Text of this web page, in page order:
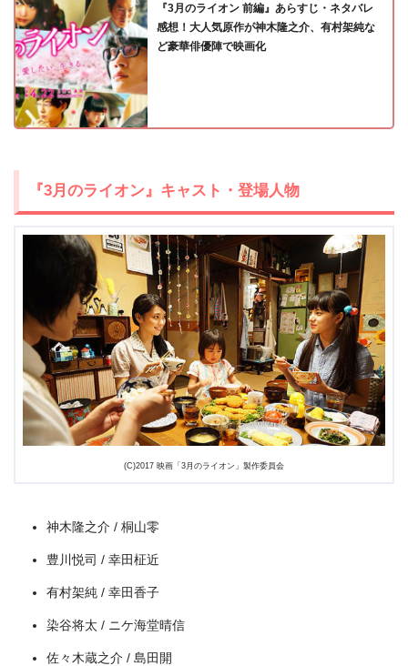
出典:U-NEXT
『3月のライオン 前編』あらすじ・ネタバレ
感想！大人気原作が神木隆之介、有村架純な
ど豪華俳優陣で映画化
『3月のライオン』キャスト・登場人物
(C)2017 映画「3月のライオン」製作委員会
神木隆之介 / 桐山零
豊川悦司 / 幸田柾近
有村架純 / 幸田香子
染谷将太 / ニケ海堂晴信
佐々木蔵之介 / 島田開